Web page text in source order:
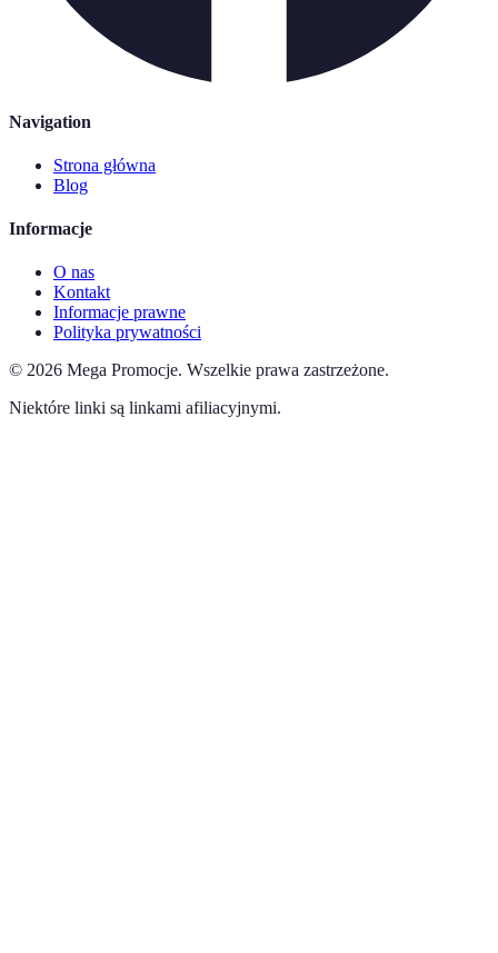
Navigation
Strona główna
Blog
Informacje
O nas
Kontakt
Informacje prawne
Polityka prywatności
© 2026 Mega Promocje. Wszelkie prawa zastrzeżone.
Niektóre linki są linkami afiliacyjnymi.